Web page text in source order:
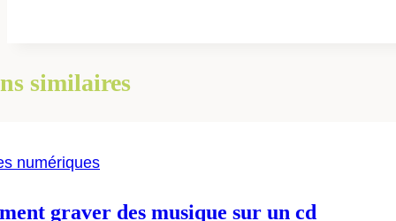
similaires
numériques
graver des musique sur un cd